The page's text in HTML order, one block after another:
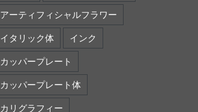
アーティフィシャルフラワー
イタリック体 インク
カッパープレート
カッパープレート体
カリグラフィー